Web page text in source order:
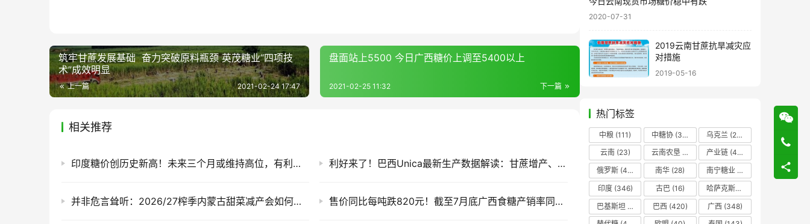
筑牢甘蔗发展基础 奋力突破原料瓶颈 英茂糖业“四项技
术”成效明显
上一篇 2021-02-24 17:47
盘面站上5500 今日广西糖价上调至5400以上
下一篇
2021-02-25 11:32
相关推荐
印度糖价创历史新高！未来三个月或维持高位，有利于国际糖价 利好来了！巴西Unica最新生产数据解读：甘蔗增产、食糖产量同比减少12.38%
并非危言耸听：2026/27榨季内蒙古甜菜减产会如何传导？ 售价同比每吨跌820元！截至7月底广西食糖产销率同比下降13.77%
2020-07-31
2019云南甘蔗抗旱减灾应
对措施
2019-05-16
热门标签
中粮 (111) 中糖协 (37) 乌克兰 (20)
云南(23) 云南农垦 产业链 (42)
俄罗斯 (43) 南华 (28) 南宁糖业
印度(346) 古巴(16) 哈萨克斯坦
巴基斯坦
巴西(420) 广西 (348)